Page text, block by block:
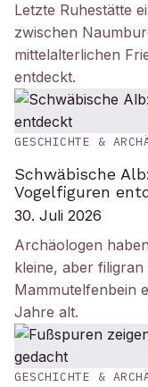
Letzte Ruhestätte
zwischen
mittelalterlichen
entdeckt.
GESCHICHTE &
Schwäbische
Vogelfiguren
30. Juli 2026
Archäologen
kleine, aber
Mammutelfenbein
Jahre alt.
GESCHICHTE &